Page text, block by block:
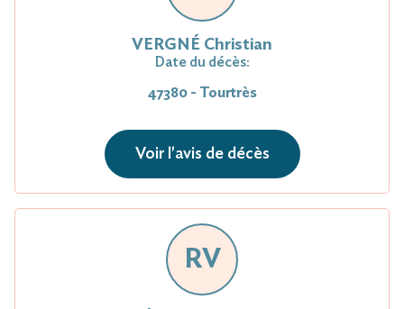
VERGNÉ Christian
Date du décès:
47380 - Tourtrès
Voir l'avis de décès
RV